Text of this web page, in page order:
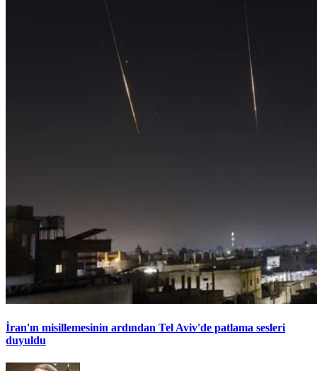
İran'ın misillemesinin ardından Tel Aviv'de patlama sesleri
duyuldu